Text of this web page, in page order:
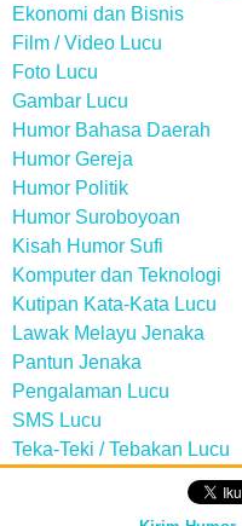
Ekonomi dan Bisnis
Film / Video Lucu
Foto Lucu
Gambar Lucu
Humor Bahasa Daerah
Humor Gereja
Humor Politik
Humor Suroboyoan
Kisah Humor Sufi
Komputer dan Teknologi
Kutipan Kata-Kata Lucu
Lawak Melayu Jenaka
Pantun Jenaka
Pengalaman Lucu
SMS Lucu
Teka-Teki / Tebakan Lucu